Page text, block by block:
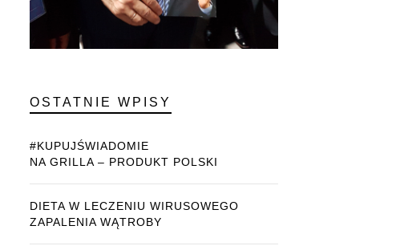
OSTATNIE WPISY
#KUPUJŚWIADOMIE
NA GRILLA – PRODUKT POLSKI
DIETA W LECZENIU WIRUSOWEGO
ZAPALENIA WĄTROBY